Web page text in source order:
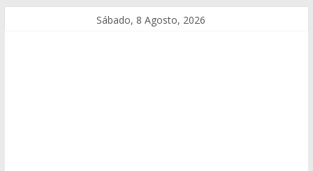
Sábado, 8 Agosto, 2026